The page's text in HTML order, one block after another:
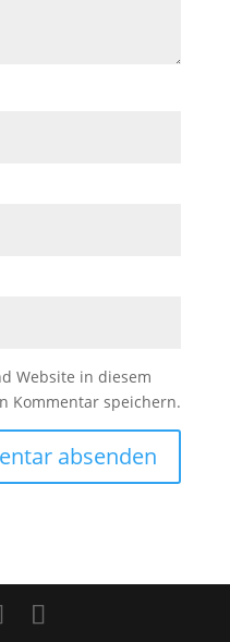
Website in diesem
Kommentar speichern.